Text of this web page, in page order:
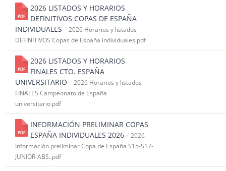
2026 LISTADOS Y HORARIOS
DEFINITIVOS COPAS DE ESPAÑA
INDIVIDUALES - 2026 Horarios y listados
DEFINITIVOS Copas de España individuales.pdf
2026 LISTADOS Y HORARIOS
FINALES CTO. ESPAÑA
UNIVERSITARIO - 2026 Horarios y listados
FINALES Campeonato de España
universitario.pdf
INFORMACIÓN PRELIMINAR COPAS
ESPAÑA INDIVIDUALES 2026 - 2026
Información preliminar Copa de España S15-S17-
JUNIOR-ABS..pdf